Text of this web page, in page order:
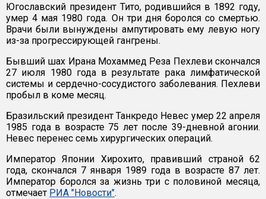
Югославский президент Тито, родившийся в 1892 году,
умер 4 мая 1980 года. Он три дня боролся со смертью.
Врачи были вынуждены ампутировать ему левую ногу
из-за прогрессирующей гангрены.
Бывший шах Ирана Мохаммед Реза Пехлеви скончался
27 июля 1980 года в результате рака лимфатической
системы и сердечно-сосудистого заболевания. Пехлеви
пробыл в коме месяц.
Бразильский президент Танкредо Невес умер 22 апреля
1985 года в возрасте 75 лет после 39-дневной агонии.
Невес перенес семь хирургических операций.
Император Японии Хирохито, правивший страной 62
года, скончался 7 января 1989 года в возрасте 87 лет.
Император боролся за жизнь три с половиной месяца,
отмечает РИА "Новости".